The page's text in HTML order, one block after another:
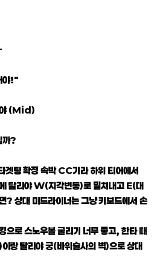
야!"
(Mid)
까?
팅 확정 속박 CC기라 하위 티어에서
탈리야 W(지각변동)로 밀쳐내고 E(대
? 상대 미드라이너는 그냥 키보드에서 손
으로 스노우볼 굴리기 너무 좋고, 한타 때
랑 탈리야 궁(바위술사의 벽)으로 상대